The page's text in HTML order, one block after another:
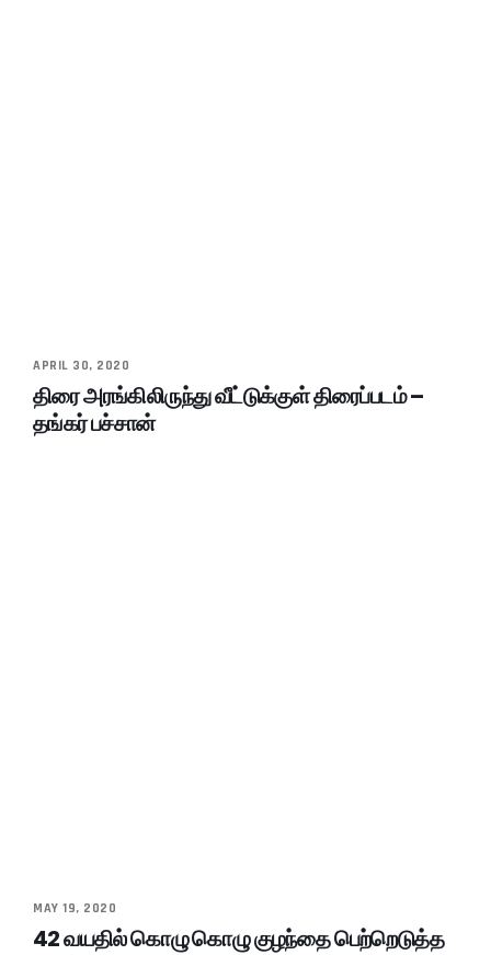
APRIL 30, 2020
திரை அரங்கிலிருந்து வீட்டுக்குள் திரைப்படம் –
தங்கர் பச்சான்
MAY 19, 2020
42 வயதில் கொழு கொழு குழந்தை பெற்றெடுத்த